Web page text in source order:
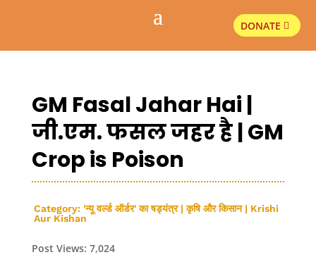
DONATE
GM Fasal Jahar Hai |
जी.एम. फसल जहर है | GM
Crop is Poison
Category: 'न्यू वर्ल्ड ऑर्डर' का षड्यंत्र|कृषि और किसान | Krishi
Aur Kishan
Post Views: 7,024